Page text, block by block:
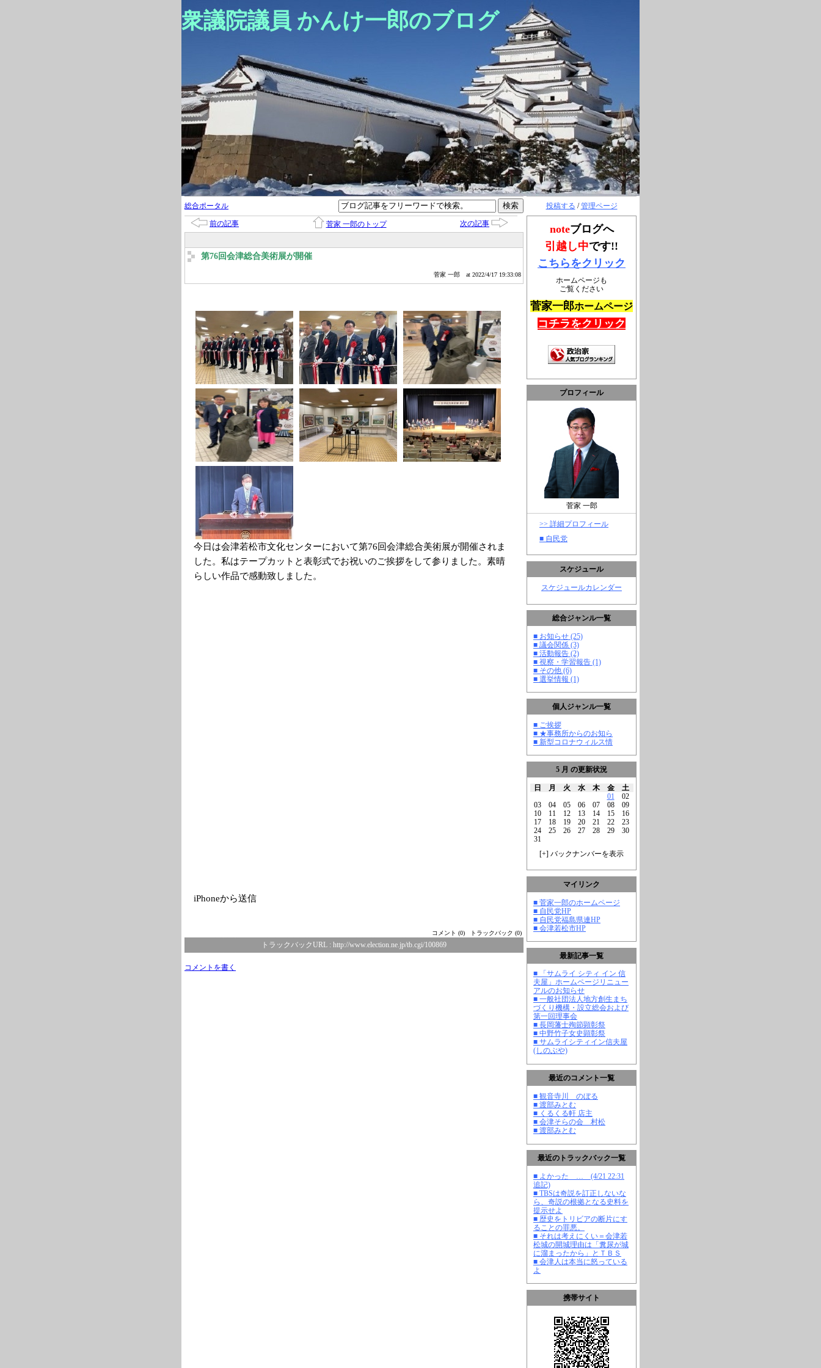
衆議院議員 かんけ一郎のブログ
投稿する /管理ページ
noteブログへ
引越し中です!!
こちらをクリック
ホームページも
ご覧ください
菅家一郎ホームページ
コチラをクリック
プロフィール
菅家 一郎
>> 詳細プロフィール
■ 自民党
スケジュール
スケジュールカレンダー
総合ジャンル一覧
■ お知らせ (25)
■ 議会関係 (3)
■ 活動報告 (2)
■ 視察・学習報告 (1)
■ その他 (6)
■ 選挙情報 (1)
個人ジャンル一覧
■ ご挨拶
■ ★事務所からのお知ら
■ 新型コロナウィルス情
5 月 の更新状況
日 月 火 水 木 金
土
01
02
03
04 05 06 07 08
09
10
11 12 13 14 15
16
17
18 19 20 21 22
23
24
25 26 27 28 29
30
31
[+] バックナンバーを表示
マイリンク
■ 菅家一郎のホームページ
■ 自民党HP
■ 自民党福島県連HP
■ 会津若松市HP
最新記事一覧
■ 「サムライ シティ イン 信
夫屋」ホームページリニュー
アルのお知らせ
■ 一般社団法人地方創生まち
づくり機構・設立総会および
第一回理事会
■ 長岡藩士殉節顕彰祭
■ 中野竹子女史顕彰祭
■ サムライシティイン信夫屋
(しのぶや)
最近のコメント一覧
■ 観音寺川 のぼる
■ 渡部みとむ
■ くるくる軒 店主
■ 会津そらの会 村松
■ 渡部みとむ
最近のトラックバック一覧
■ よかった … (4/21 22:31
追記)
■ TBSは奇説を訂正しないな
ら、奇説の根拠となる史料を
提示せよ
■ 歴史をトリビアの断片にす
ることの罪悪。
■ それは考えにくい＝会津若
松城の開城理由は「糞尿が城
に溜まったから」とＴＢＳ
■ 会津人は本当に怒っている
よ
携帯サイト
総合ポータル
前の記事 菅家 一郎のトップ 次の記事
第76回会津総合美術展が開催
菅家 一郎 at 2022/4/17 19:33:08
今日は会津若松市文化センターにおいて第76回会津総合美術展が開催されま
した。私はテープカットと表彰式でお祝いのご挨拶をして参りました。素晴
らしい作品で感動致しました。
iPhoneから送信
コメント (0) トラックバック (0)
トラックバックURL : http://www.election.ne.jp/tb.cgi/100869
コメントを書く